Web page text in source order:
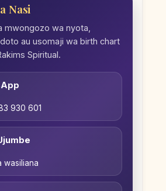
Nasi
mwongozo wa nyota,
au usomaji wa birth chart
Spiritual.
930 601
wasiliana